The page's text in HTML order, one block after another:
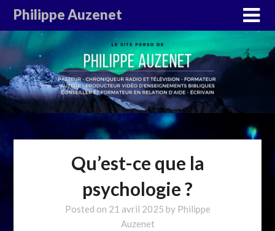
Philippe Auzenet
Qu’est-ce que la
psychologie ?
Posted on 21 avril 2025 by Philippe
Auzenet